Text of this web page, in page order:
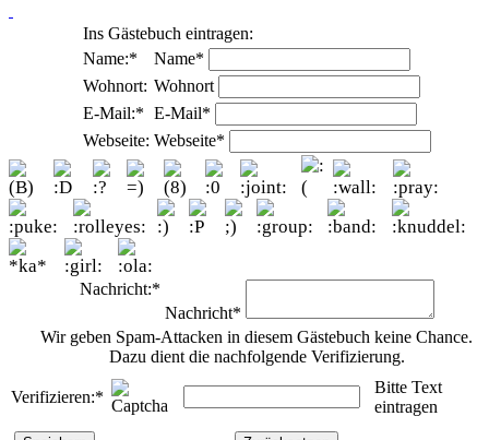
Ins Gästebuch eintragen:
Name:*
Name*
Wohnort: Wohnort
E-Mail:* E-Mail*
Webseite: Webseite*
Nachricht:*
Nachricht*
Wir geben Spam-Attacken in diesem Gästebuch keine Chance.
Dazu dient die nachfolgende Verifizierung.
Verifizieren:*
Bitte Text
eintragen